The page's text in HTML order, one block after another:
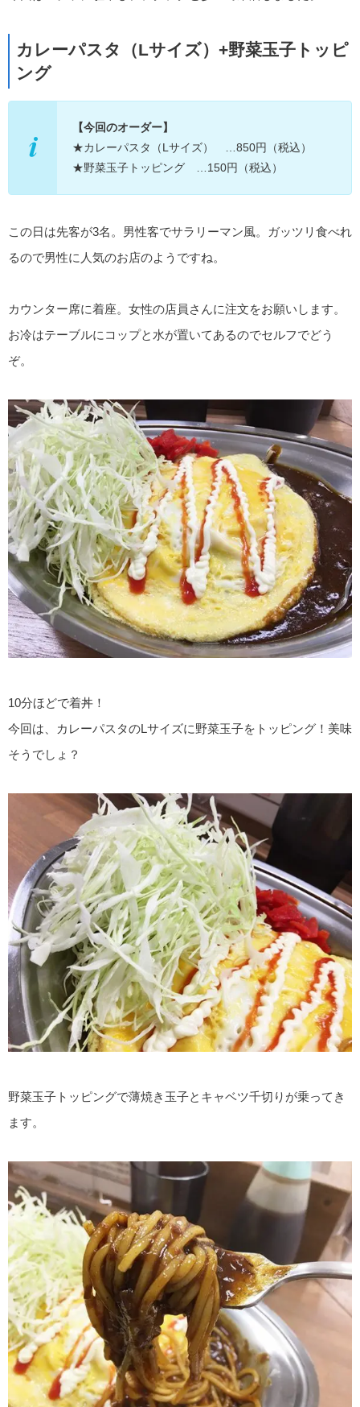
カレーパスタ（Lサイズ）+野菜玉子トッピ
ング
【今回のオーダー】
★カレーパスタ（Lサイズ） …850円（税込）
★野菜玉子トッピング …150円（税込）
この日は先客が3名。男性客でサラリーマン風。ガッツリ食べれ
るので男性に人気のお店のようですね。
カウンター席に着座。女性の店員さんに注文をお願いします。
お冷はテーブルにコップと水が置いてあるのでセルフでどう
ぞ。
10分ほどで着丼！
今回は、カレーパスタのLサイズに野菜玉子をトッピング！美味
そうでしょ？
野菜玉子トッピングで薄焼き玉子とキャベツ千切りが乗ってき
ます。